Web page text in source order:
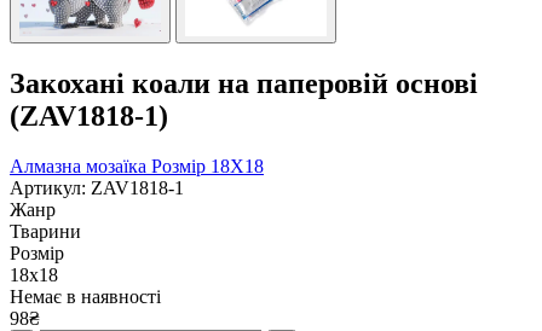
Закохані коали на паперовій основі
(ZAV1818-1)
Алмазна мозаїка Розмір 18Х18
Артикул: ZAV1818-1
Жанр
Тварини
Розмір
18х18
Немає в наявності
98₴